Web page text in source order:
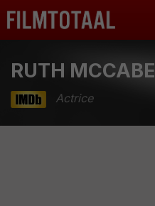
RUTH MCCABE
Actrice